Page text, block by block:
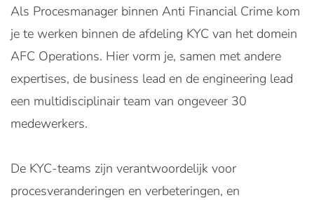
Als Procesmanager binnen Anti Financial Crime kom
je te werken binnen de afdeling KYC van het domein
AFC Operations. Hier vorm je, samen met andere
expertises, de business lead en de engineering lead
een multidisciplinair team van ongeveer 30
medewerkers.
De KYC-teams zijn verantwoordelijk voor
procesveranderingen en verbeteringen, en